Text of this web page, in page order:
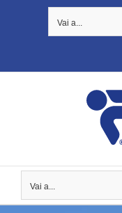
Vai a...
Vai a...